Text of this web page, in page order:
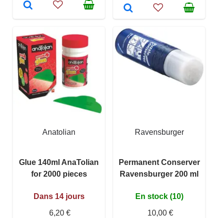
Anatolian
Glue 140ml AnaTolian
for 2000 pieces
Dans 14 jours
6,20 €
Ravensburger
Permanent Conserver
Ravensburger 200 ml
En stock (10)
10,00 €